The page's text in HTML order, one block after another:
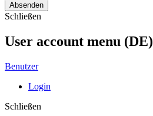
Absenden
Schließen
User account menu (DE)
Benutzer
Login
Schließen